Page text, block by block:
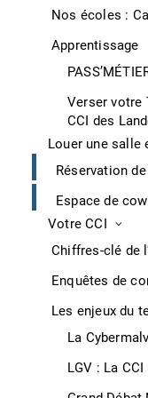
Nos écoles :
Apprentissage
Verser votre
CCI des
Louer une salle
Réservation
Espace de
Votre CCI
Chiffres-clé de
Enquêtes de
Les enjeux du
La
LGV : La
de Maremne. La
l’été prochain.
APS, vendredi 26
Projet de
Landes pour
site de
au groupe DCI
salariés).
opérateur de
maintenance
activités de
devrait induire